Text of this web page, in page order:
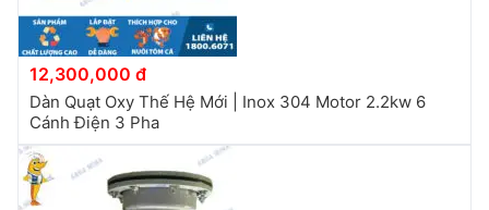
12,300,000 đ
Dàn Quạt Oxy Thế Hệ Mới | Inox 304 Motor 2.2kw 6
Cánh Điện 3 Pha